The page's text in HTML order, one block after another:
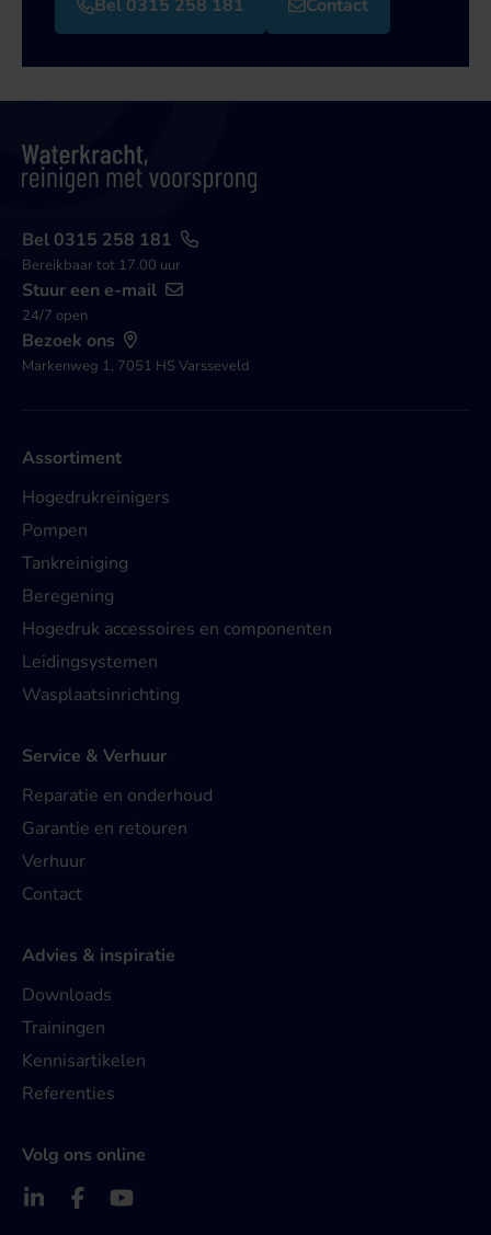
Bel 0315 258 181 Contact
Bel 0315 258 181
Bereikbaar tot 17.00 uur
Stuur een e-mail
24/7 open
Bezoek ons
Markenweg 1, 7051 HS Varsseveld
Assortiment
Hogedrukreinigers
Pompen
Tankreiniging
Beregening
Hogedruk accessoires en componenten
Leidingsystemen
Wasplaatsinrichting
Service & Verhuur
Reparatie en onderhoud
Garantie en retouren
Verhuur
Contact
Advies & inspiratie
Downloads
Trainingen
Kennisartikelen
Referenties
Volg ons online